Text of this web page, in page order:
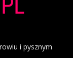
i pysznym